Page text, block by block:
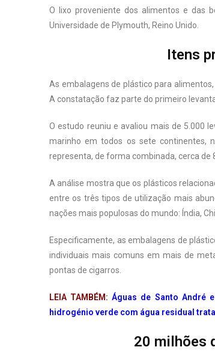
O lixo proveniente dos alimentos e das
Universidade de Plymouth, Reino Unido.
Itens
As embalagens de plástico para
A constatação faz parte do primeiro
O estudo reuniu e avaliou mais de 5.000
marinho em todos os sete continentes,
representa, de forma combinada, cerca de
A análise mostra que os plásticos
entre os três tipos de utilização mais
nações mais populosas do mundo: Índia,
Especificamente, as embalagens de
individuais mais comuns em mais de
pontas de cigarros.
LEIA TAMBÉM: Águas de Santo André
hidrogénio verde com água residual
20 milhões